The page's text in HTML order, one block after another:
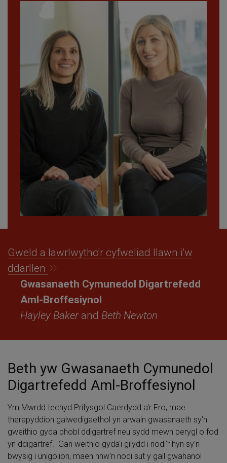
Gweld a lawrlwytho'r cyfweliad llawn i'w
ddarllen
Gwasanaeth Cymunedol Digartrefedd
Aml-Broffesiynol
Hayley Bakerand Beth Newton
Beth yw Gwasanaeth Cymunedol
Digartrefedd Aml-Broffesiynol
Ym Mwrdd Iechyd Prifysgol Caerdydd a'r Fro, mae
therapyddion galwedigaethol yn arwain gwasanaeth sy'n
gweithio gyda phobl ddigartref neu sydd mewn perygl o fod
yn ddigartref. Gan weithio gyda'i gilydd i nodi'r hyn sy'n
bwysig i unigolion, maen nhw'n nodi sut y gall gwahanol